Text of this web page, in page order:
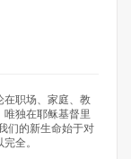
在职场、家庭、教
唯独在耶稣基督里
们的新生命始于对
全。